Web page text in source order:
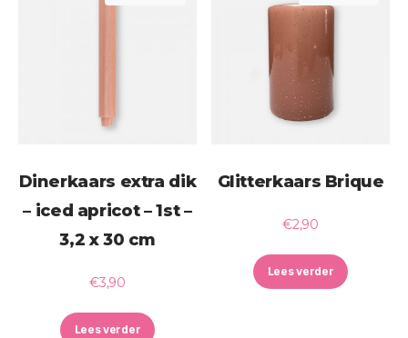
Dinerkaars extra dik
– iced apricot – 1st –
3,2 x 30 cm
€3,90
Lees verder
Glitterkaars Brique
€2,90
Lees verder